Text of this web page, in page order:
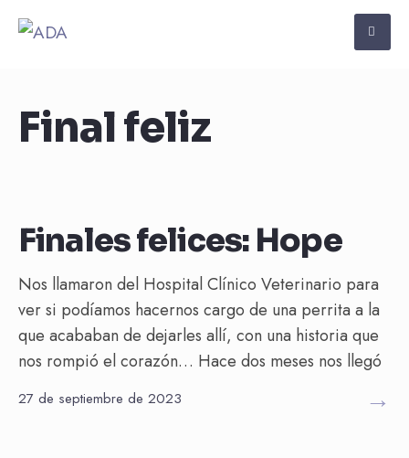
Final feliz
Finales felices: Hope
Nos llamaron del Hospital Clínico Veterinario para
ver si podíamos hacernos cargo de una perrita a la
que acababan de dejarles allí, con una historia que
nos rompió el corazón… Hace dos meses nos llegó
27 de septiembre de 2023 →
Final feliz